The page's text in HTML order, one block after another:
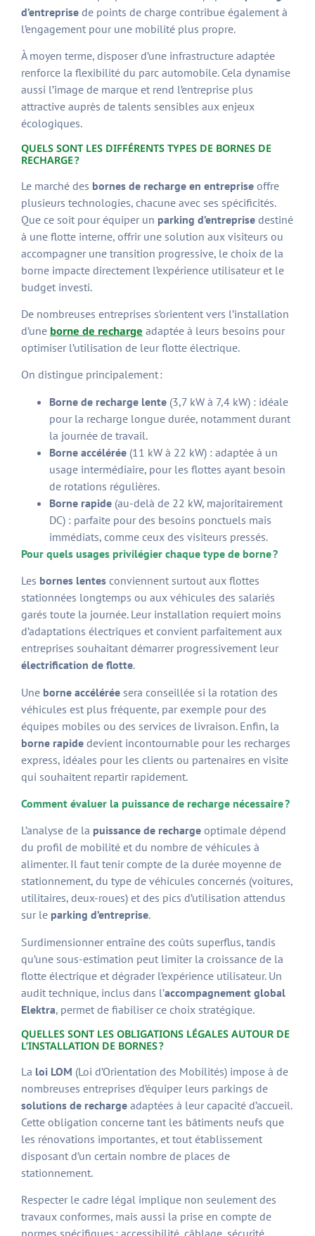
d’entreprise de points de charge contribue également à
l’engagement pour une mobilité plus propre.
À moyen terme, disposer d’une infrastructure adaptée
renforce la flexibilité du parc automobile. Cela dynamise
aussi l’image de marque et rend l’entreprise plus
attractive auprès de talents sensibles aux enjeux
écologiques.
QUELS SONT LES DIFFÉRENTS TYPES DE BORNES DE
RECHARGE ?
Le marché des bornes de recharge en entreprise offre
plusieurs technologies, chacune avec ses spécificités.
Que ce soit pour équiper un parking d’entreprise destiné
à une flotte interne, offrir une solution aux visiteurs ou
accompagner une transition progressive, le choix de la
borne impacte directement l’expérience utilisateur et le
budget investi.
De nombreuses entreprises s’orientent vers l’installation
d’une borne de recharge adaptée à leurs besoins pour
optimiser l’utilisation de leur flotte électrique.
On distingue principalement :
Borne de recharge lente (3,7 kW à 7,4 kW) : idéale
pour la recharge longue durée, notamment durant
la journée de travail.
Borne accélérée (11 kW à 22 kW) : adaptée à un
usage intermédiaire, pour les flottes ayant besoin
de rotations régulières.
Borne rapide (au-delà de 22 kW, majoritairement
DC) : parfaite pour des besoins ponctuels mais
immédiats, comme ceux des visiteurs pressés.
Pour quels usages privilégier chaque type de borne ?
Les bornes lentes conviennent surtout aux flottes
stationnées longtemps ou aux véhicules des salariés
garés toute la journée. Leur installation requiert moins
d’adaptations électriques et convient parfaitement aux
entreprises souhaitant démarrer progressivement leur
électrification de flotte.
Une borne accélérée sera conseillée si la rotation des
véhicules est plus fréquente, par exemple pour des
équipes mobiles ou des services de livraison. Enfin, la
borne rapide devient incontournable pour les recharges
express, idéales pour les clients ou partenaires en visite
qui souhaitent repartir rapidement.
Comment évaluer la puissance de recharge nécessaire ?
L’analyse de la puissance de recharge optimale dépend
du profil de mobilité et du nombre de véhicules à
alimenter. Il faut tenir compte de la durée moyenne de
stationnement, du type de véhicules concernés (voitures,
utilitaires, deux-roues) et des pics d’utilisation attendus
sur le parking d’entreprise.
Surdimensionner entraîne des coûts superflus, tandis
qu’une sous-estimation peut limiter la croissance de la
flotte électrique et dégrader l’expérience utilisateur. Un
audit technique, inclus dans l’accompagnement global
Elektra, permet de fiabiliser ce choix stratégique.
QUELLES SONT LES OBLIGATIONS LÉGALES AUTOUR DE
L’INSTALLATION DE BORNES ?
La loi LOM (Loi d’Orientation des Mobilités) impose à de
nombreuses entreprises d’équiper leurs parkings de
solutions de recharge adaptées à leur capacité d’accueil.
Cette obligation concerne tant les bâtiments neufs que
les rénovations importantes, et tout établissement
disposant d’un certain nombre de places de
stationnement.
Respecter le cadre légal implique non seulement des
travaux conformes, mais aussi la prise en compte de